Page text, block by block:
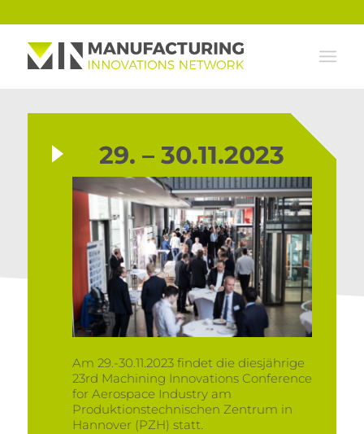
29. – 30.11.2023
Am 29.-30.11.2023 findet die diesjährige
23rd Machining Innovations Conference
for Aerospace Industry am
Produktionstechnischen Zentrum in
Hannover (PZH) statt.